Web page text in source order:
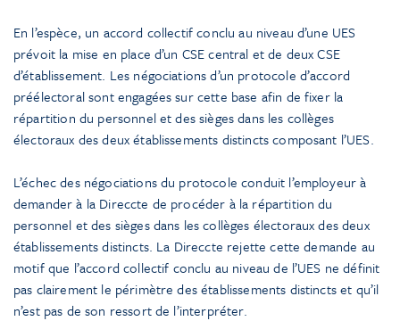
En l’espèce, un accord collectif conclu au niveau d’une UES
prévoit la mise en place d’un CSE central et de deux CSE
d’établissement. Les négociations d’un protocole d’accord
préélectoral sont engagées sur cette base afin de fixer la
répartition du personnel et des sièges dans les collèges
électoraux des deux établissements distincts composant l’UES.
L’échec des négociations du protocole conduit l’employeur à
demander à la Direccte de procéder à la répartition du
personnel et des sièges dans les collèges électoraux des deux
établissements distincts. La Direccte rejette cette demande au
motif que l’accord collectif conclu au niveau de l’UES ne définit
pas clairement le périmètre des établissements distincts et qu’il
n’est pas de son ressort de l’interpréter.